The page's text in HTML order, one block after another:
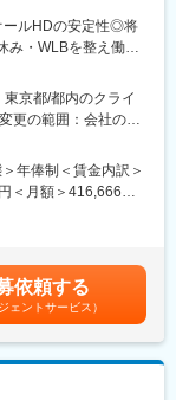
通機関を使用予定し
る可能性がありま
ールHDの安定性◎将
み・WLBを整え働き
きます。具体的に
リモート勤務も可能
文書の作成
京都/都内のクライ
更の範囲：会社の定
年俸制＜賃金内訳＞
＜月額＞416,666円
は別途支給されま
考を通じて上下する
めた表記です。
依頼する
ェントサービス）